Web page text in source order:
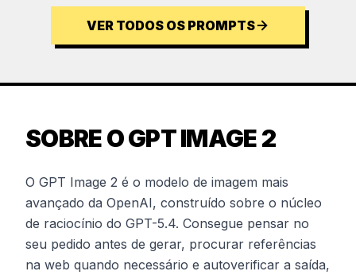
VER TODOS OS PROMPTS
SOBRE O GPT IMAGE 2
O GPT Image 2 é o modelo de imagem mais
avançado da OpenAI, construído sobre o núcleo
de raciocínio do GPT-5.4. Consegue pensar no
seu pedido antes de gerar, procurar referências
na web quando necessário e autoverificar a saída,